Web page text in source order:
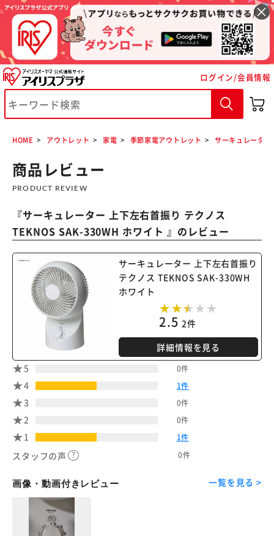
ログイン/会員情報
HOME アウトレット 家電 季節家電アウトレット サーキュレータ
商品レビュー
PRODUCT REVIEW
『サーキュレーター 上下左右首振り テクノス
TEKNOS SAK-330WH ホワイト』のレビュー
サーキュレーター 上下左右首振り
テクノス TEKNOS SAK-330WH
ホワイト
2.5 2件
詳細情報を見る
5
0件
4 1件
3 0件
2 0件
1 1件
スタッフの声 0件
画像・動画付きレビュー 一覧を見る >
※ご確認ください
カートに入れる 購入手続きへ